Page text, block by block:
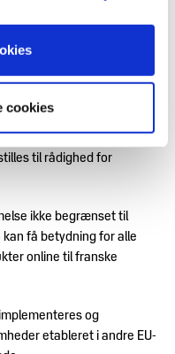
cookies
online salg
som rækker bredere end
en oplysningspligt om
om blandt andet
til rådighed for
ikke begrænset til
få betydning for alle
online til franske
og
etableret i andre EU-